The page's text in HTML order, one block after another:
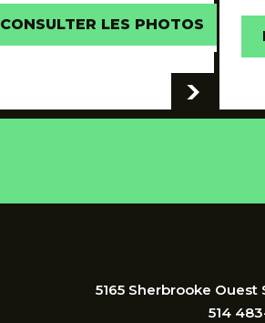
CONSULTER LES PHOTOS
-
5165 Sherbrooke Ouest
514